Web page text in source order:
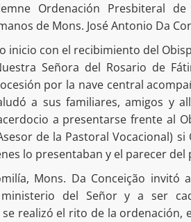
Ordenación Presbiteral
de Mons. José Antonio Da
inicio con el recibimiento del
Señora del Rosario de
por la nave central
a sus familiares, amigos y
a presentarse frente al
de la Pastoral Vocacional)
lo presentaban y el parecer del
Mons. Da Conceição
del Señor y a ser
se realizó el rito de la